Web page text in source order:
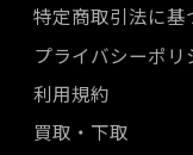
特定商取引法に基
プライバシーポリ
利用規約
買取・下取